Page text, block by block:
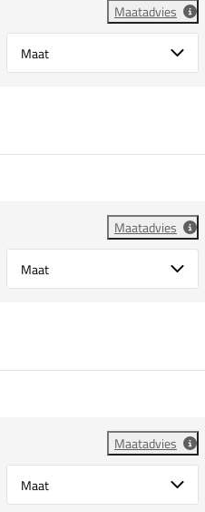
Maatadvies
Select {option} for {name}
Maatadvies
Select {option} for {name}
Maatadvies
Select {option} for {name}